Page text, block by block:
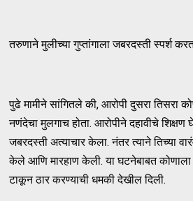
तरुणाने मुलीच्या गुप्तांगाला जबरदस्ती स्पर्श
पुढे मामीने सांगितले की, आरोपी दुसरा तिसरा
नणंदेचा मुलगाच होता. आरोपीने दहावीचे शिक्षण
जबरदस्ती अत्याचार केला. नंतर त्याने तिच्या
केले आणि मारहाण केली. या घटनेबाबत कोणाला
टाकून ठार करण्याची धमकी देखील दिली.